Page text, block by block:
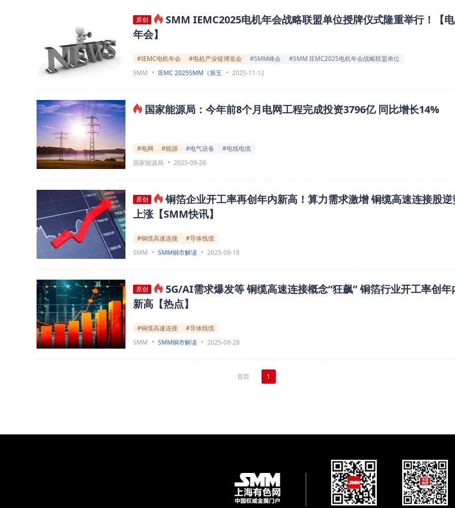
原创
SMM IEMC2025电机年会战略联盟单位授牌仪式隆重举行！【
年会】
#IEMC电机年会 #电机产业链博览会 #SMM峰会
#SMM IEMC2025电机年会战略联盟单位
SMM
IEMC 2025SMM（第五 2025-11-12
国家能源局：今年前8个月电网工程完成投资3796亿 同比增长14%
#电网 #能源 #电气设备
#电线电缆
国家能源局
2025-09-26
原创
铜箔企业开工率再创年内新高！算力需求激增 铜缆高速连接股逆
上涨【SMM快讯】
#铜缆高速连接
#导体线缆
SMM
SMM铜市解读 2025-09-18
原创
5G/AI需求爆发等 铜缆高速连接概念“狂飙” 铜箔行业开工率创年
新高【热点】
#铜缆高速连接
#导体线缆
SMM
SMM铜市解读 2025-08-28
首页 1